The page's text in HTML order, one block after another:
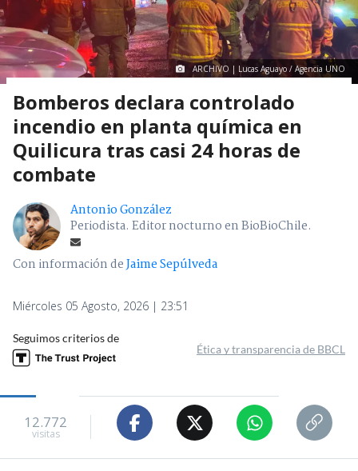
ARCHIVO | Lucas Aguayo / Agencia UNO
Bomberos declara controlado
incendio en planta química en
Quilicura tras casi 24 horas de
combate
Antonio González
Periodista. Editor nocturno en BioBioChile.
Con información deJaime Sepúlveda
Miércoles 05 Agosto, 2026 | 23:51
Seguimos criterios de
Ética y transparencia de BBCL
12.772
visitas